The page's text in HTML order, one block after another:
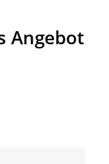
Angebot